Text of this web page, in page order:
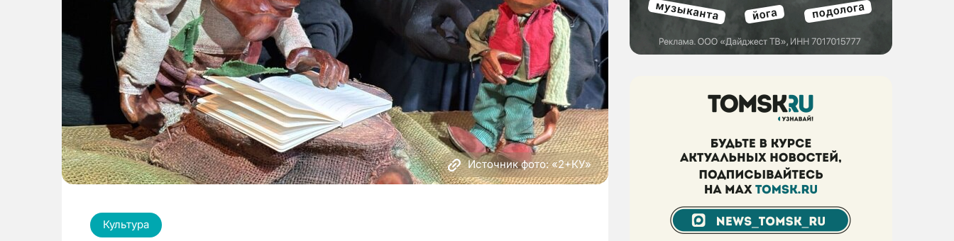
Источник фото: «2+КУ»
Культура